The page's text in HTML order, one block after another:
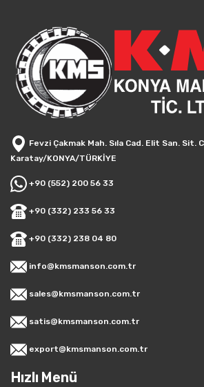
Fevzi Çakmak Mah. Sıla Cad. Elit San. Sit.
Karatay/KONYA/TÜRKİYE
+90 (552) 200 56 33
+90 (332) 233 56 33
+90 (332) 238 04 80
info@kmsmanson.com.tr
sales@kmsmanson.com.tr
satis@kmsmanson.com.tr
export@kmsmanson.com.tr
Hızlı Menü